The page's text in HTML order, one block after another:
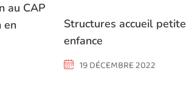
au CAP
en
Structures accueil petite
enfance
19 DÉCEMBRE 2022